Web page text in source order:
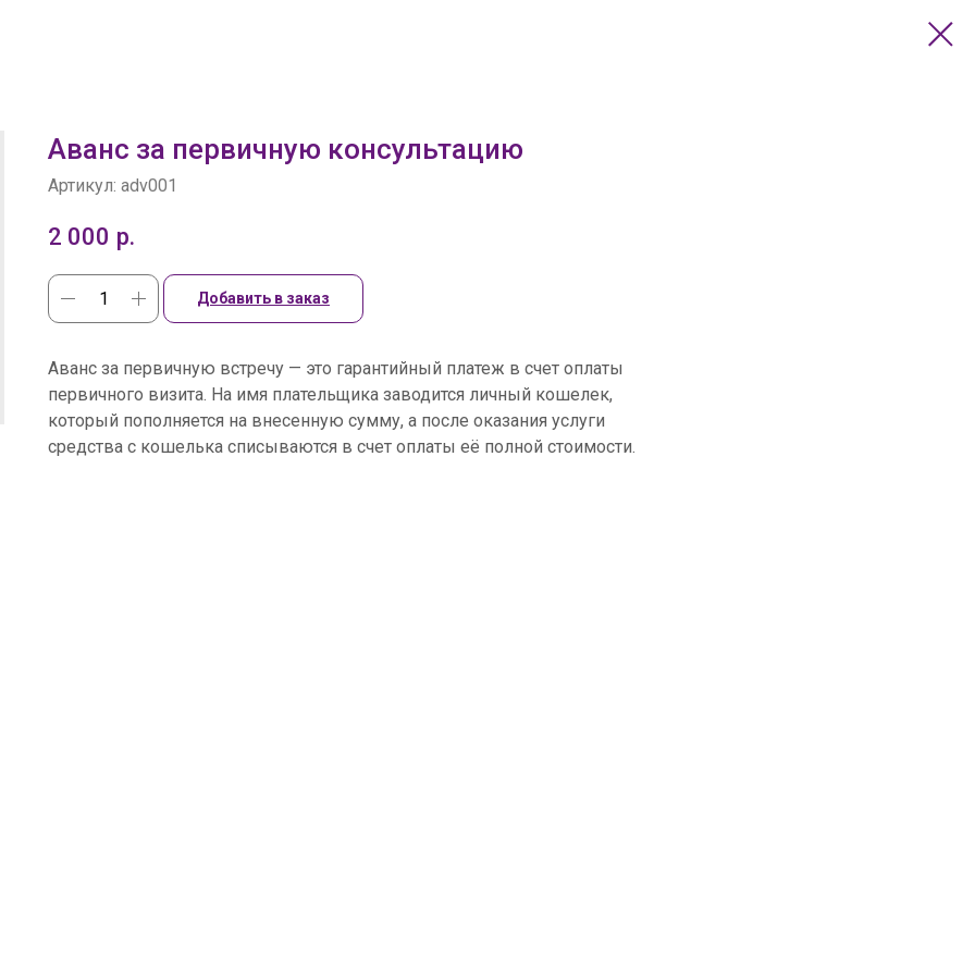
Аванс за первичную консультацию
Артикул: adv001
2 000 р.
Добавить в заказ
Аванс за первичную встречу — это гарантийный платеж в счет оплаты
первичного визита. На имя плательщика заводится личный кошелек,
который пополняется на внесенную сумму, а после оказания услуги
средства с кошелька списываются в счет оплаты её полной стоимости.